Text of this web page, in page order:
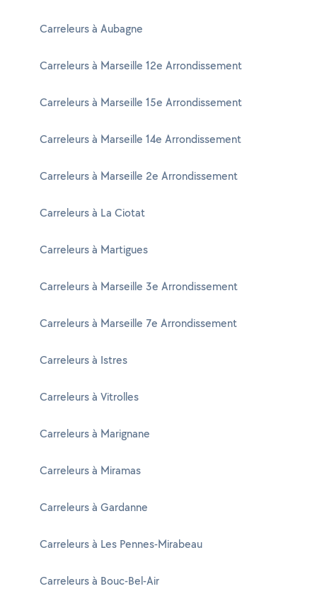
Carreleurs à Aubagne
Carreleurs à Marseille 12e Arrondissement
Carreleurs à Marseille 15e Arrondissement
Carreleurs à Marseille 14e Arrondissement
Carreleurs à Marseille 2e Arrondissement
Carreleurs à La Ciotat
Carreleurs à Martigues
Carreleurs à Marseille 3e Arrondissement
Carreleurs à Marseille 7e Arrondissement
Carreleurs à Istres
Carreleurs à Vitrolles
Carreleurs à Marignane
Carreleurs à Miramas
Carreleurs à Gardanne
Carreleurs à Les Pennes-Mirabeau
Carreleurs à Bouc-Bel-Air